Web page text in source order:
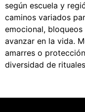
según escuela y
caminos variados
emocional,
avanzar en la vida.
amarres o
diversidad de